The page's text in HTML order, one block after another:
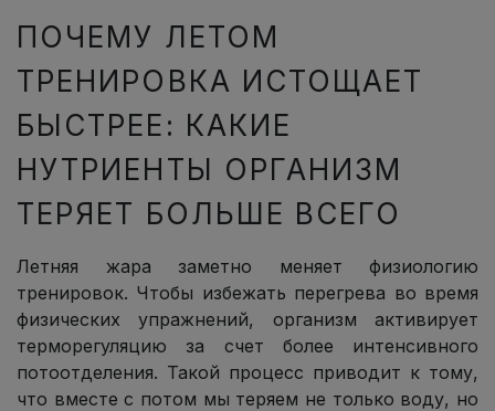
ПОЧЕМУ ЛЕТОМ
ТРЕНИРОВКА ИСТОЩАЕТ
БЫСТРЕЕ: КАКИЕ
НУТРИЕНТЫ ОРГАНИЗМ
ТЕРЯЕТ БОЛЬШЕ ВСЕГО
Летняя жара заметно меняет физиологию
тренировок. Чтобы избежать перегрева во время
физических упражнений, организм активирует
терморегуляцию за счет более интенсивного
потоотделения. Такой процесс приводит к тому,
что вместе с потом мы теряем не только воду, но